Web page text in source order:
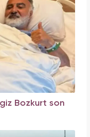
Bozkurt son